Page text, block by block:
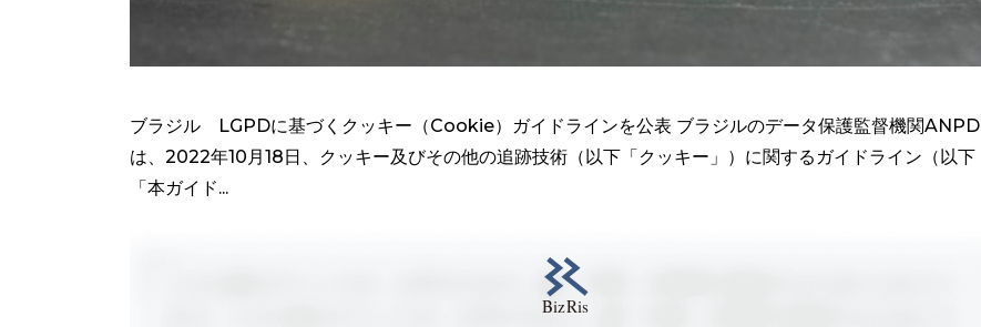
ブラジル LGPDに基づくクッキー（Cookie）ガイドラインを公表 ブラジルのデータ保護監督機関ANPD
は、2022年10月18日、クッキー及びその他の追跡技術（以下「クッキー」）に関するガイドライン（以下
「本ガイド...